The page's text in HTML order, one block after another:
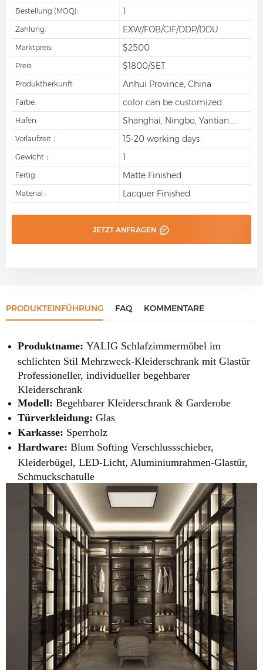
Bestellung (MOQ): 1
Zahlung: EXW/FOB/CIF/DDP/DDU
Marktpreis: $2500
Preis: $1800/SET
Produktherkunft: Anhui Province, China
Farbe: color can be customized
Hafen: Shanghai, Ningbo, Yantian....
Vorlaufzeit： 15-20 working days
Gewicht： 1
Fertig : Matte Finished
Material : Lacquer Finished
JETZT ANFRAGEN
PRODUKTEINFÜHRUNG FAQ KOMMENTARE
Produktname: YALIG Schlafzimmermöbel im
schlichten Stil Mehrzweck-Kleiderschrank mit Glastür
Professioneller, individueller begehbarer
Kleiderschrank
Modell: Begehbarer Kleiderschrank & Garderobe
Türverkleidung: Glas
Karkasse: Sperrholz
Hardware: Blum Softing Verschlussschieber,
Kleiderbügel, LED-Licht, Aluminiumrahmen-Glastür,
Schmuckschatulle